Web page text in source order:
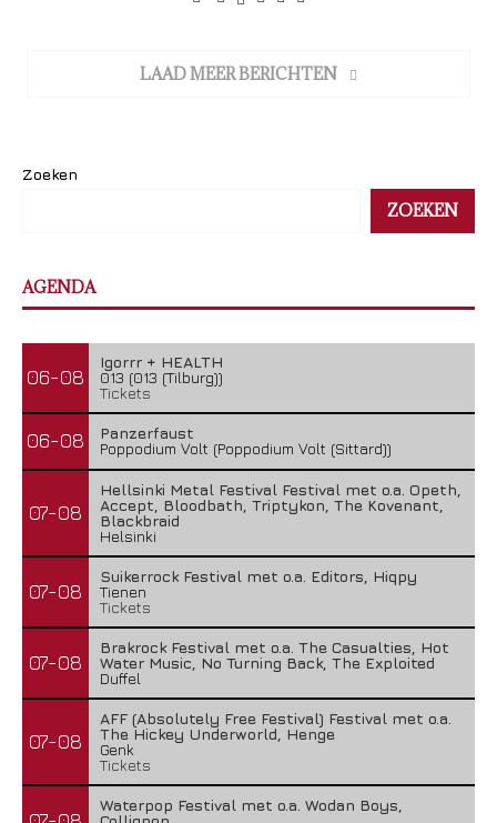
LAAD MEER BERICHTEN
Zoeken
ZOEKEN
AGENDA
06-08
Igorrr + HEALTH
013 (013 (Tilburg))
Tickets
06-08
Panzerfaust
Poppodium Volt (Poppodium Volt (Sittard))
07-08
Hellsinki Metal Festival Festival met o.a. Opeth,
Accept, Bloodbath, Triptykon, The Kovenant,
Blackbraid
Helsinki
07-08
Suikerrock Festival met o.a. Editors, Hiqpy
Tienen
Tickets
07-08
Brakrock Festival met o.a. The Casualties, Hot
Water Music, No Turning Back, The Exploited
Duffel
07-08
AFF (Absolutely Free Festival) Festival met o.a.
The Hickey Underworld, Henge
Genk
Tickets
Waterpop Festival met o.a. Wodan Boys,